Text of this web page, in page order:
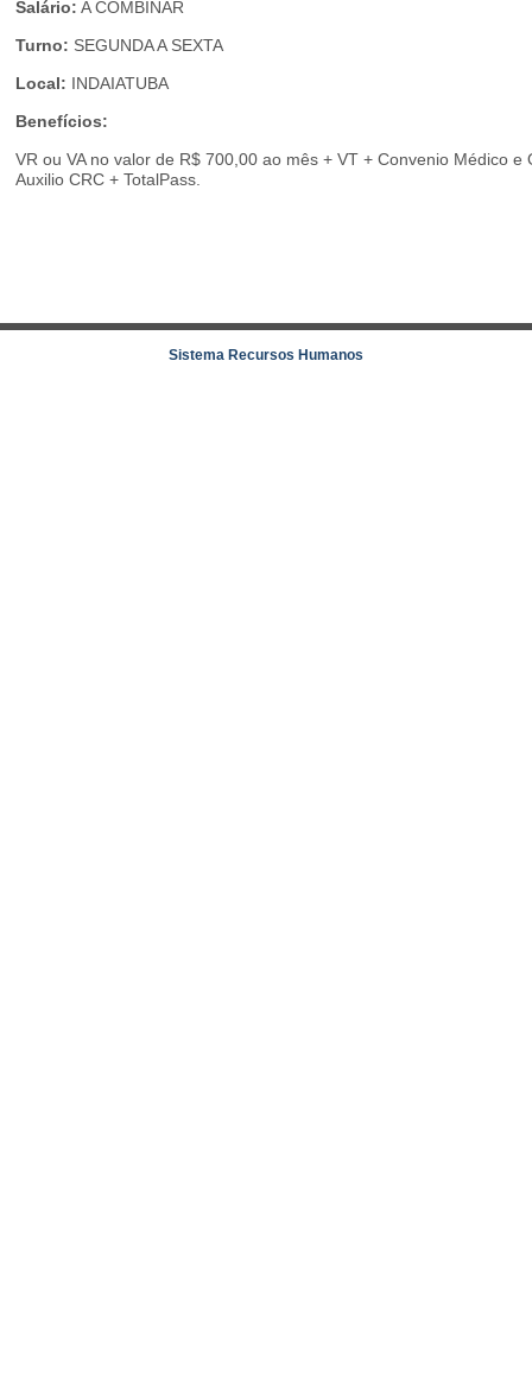
Salário: A COMBINAR
Turno: SEGUNDA A SEXTA
Local: INDAIATUBA
Benefícios:
VR ou VA no valor de R$ 700,00 ao mês + VT + Convenio Médico
Auxilio CRC + TotalPass.
Sistema Recursos Humanos